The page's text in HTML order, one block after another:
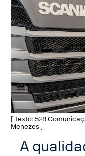
[ Texto: 528
Menezes ]
A